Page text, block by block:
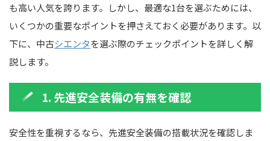
も高い人気を誇ります。しかし、最適な1台を選ぶためには、
いくつかの重要なポイントを押さえておく必要があります。以
下に、中古シエンタを選ぶ際のチェックポイントを詳しく解
説します。
1. 先進安全装備の有無を確認
安全性を重視するなら、先進安全装備の搭載状況を確認しま